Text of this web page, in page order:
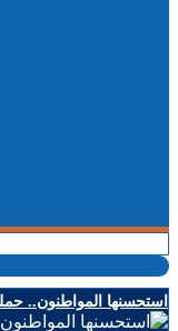
استحسنها المواطنون..